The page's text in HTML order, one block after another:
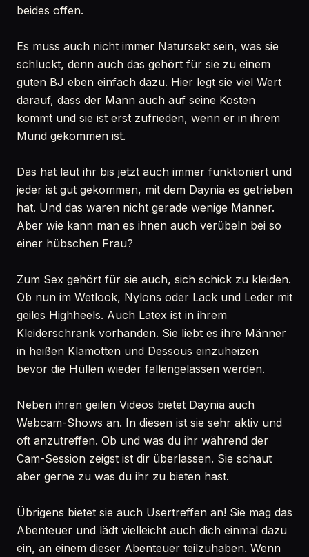
beides offen.
Es muss auch nicht immer Natursekt sein, was sie
schluckt, denn auch das gehört für sie zu einem
guten BJ eben einfach dazu. Hier legt sie viel Wert
darauf, dass der Mann auch auf seine Kosten
kommt und sie ist erst zufrieden, wenn er in ihrem
Mund gekommen ist.
Das hat laut ihr bis jetzt auch immer funktioniert und
jeder ist gut gekommen, mit dem Daynia es getrieben
hat. Und das waren nicht gerade wenige Männer.
Aber wie kann man es ihnen auch verübeln bei so
einer hübschen Frau?
Zum Sex gehört für sie auch, sich schick zu kleiden.
Ob nun im Wetlook, Nylons oder Lack und Leder mit
geiles Highheels. Auch Latex ist in ihrem
Kleiderschrank vorhanden. Sie liebt es ihre Männer
in heißen Klamotten und Dessous einzuheizen
bevor die Hüllen wieder fallengelassen werden.
Neben ihren geilen Videos bietet Daynia auch
Webcam-Shows an. In diesen ist sie sehr aktiv und
oft anzutreffen. Ob und was du ihr während der
Cam-Session zeigst ist dir überlassen. Sie schaut
aber gerne zu was du ihr zu bieten hast.
Übrigens bietet sie auch Usertreffen an! Sie mag das
Abenteuer und lädt vielleicht auch dich einmal dazu
ein, an einem dieser Abenteuer teilzuhaben. Wenn